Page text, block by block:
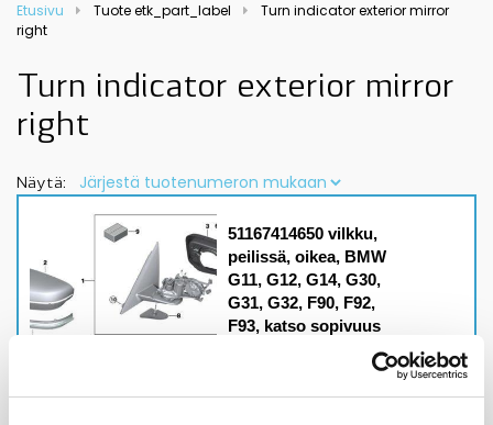
Etusivu Tuote etk_part_label
Turn indicator exterior mirror
right
Turn indicator exterior mirror
right
Näytä:
51167414650 vilkku,
peilissä, oikea, BMW
G11, G12, G14, G30,
G31, G32, F90, F92,
F93, katso sopivuus
5' F90 M5 myös LCI, 5'